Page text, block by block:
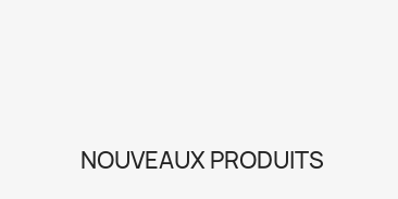
NOUVEAUX PRODUITS